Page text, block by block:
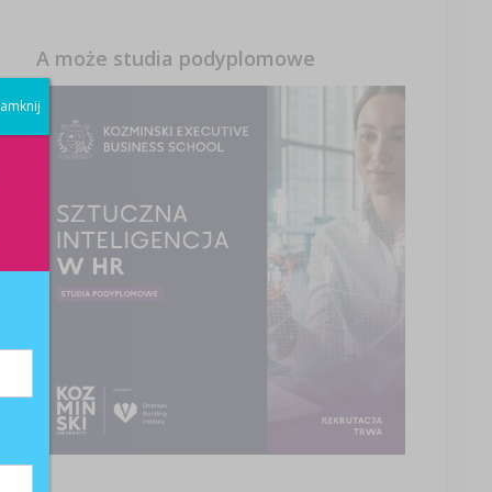
A może studia podyplomowe